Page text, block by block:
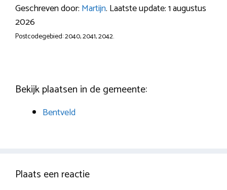
Geschreven door: Martijn. Laatste update: 1 augustus
2026
Postcodegebied: 2040, 2041, 2042.
Bekijk plaatsen in de gemeente:
Bentveld
Plaats een reactie